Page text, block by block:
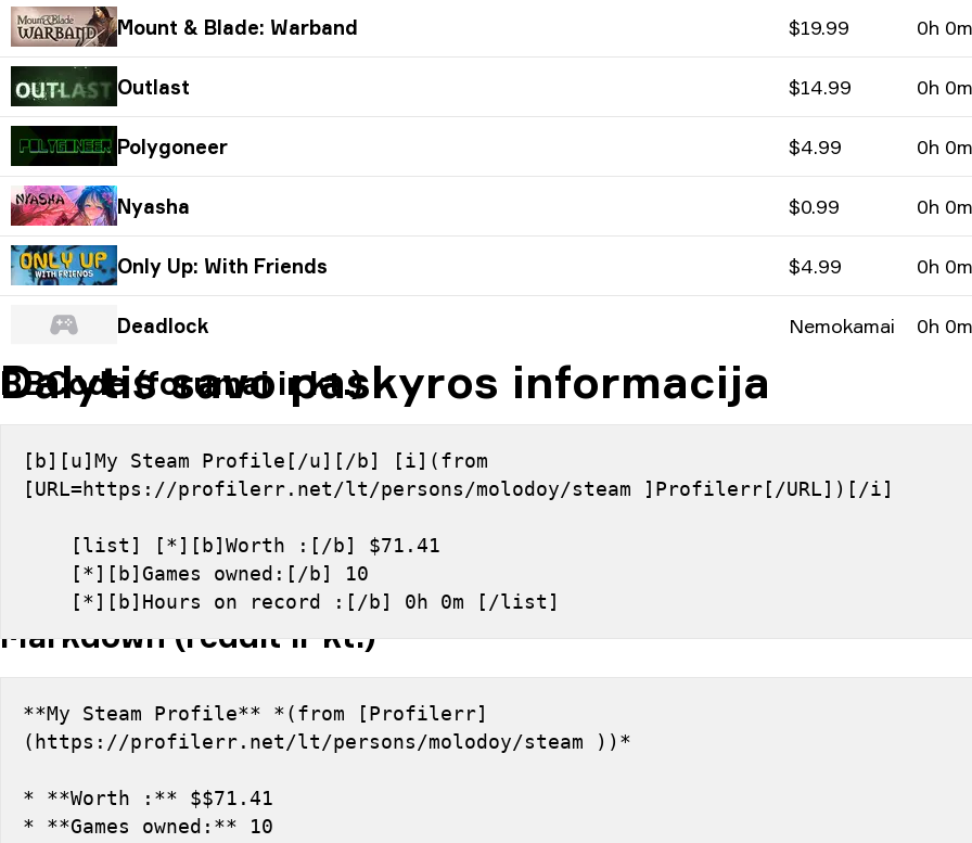
Mount & Blade: Warband $19.99 0h 0m
Outlast $14.99 0h 0m
Polygoneer $4.99 0h 0m
Nyasha $0.99 0h 0m
Only Up: With Friends $4.99 0h 0m
Deadlock Nemokamai 0h 0m
Dalytis savo paskyros informacija
BBCode (forumai ir kt.)
[b][u]My Steam Profile[/u][/b] [i](from
[URL=https://profilerr.net/lt/persons/molodoy/steam ]Profilerr[/URL])[/i]
    [list] [*][b]Worth :[/b] $71.41
    [*][b]Games owned:[/b] 10
    [*][b]Hours on record :[/b] 0h 0m [/list]
Markdown (reddit ir kt.)
**My Steam Profile** *(from [Profilerr]
(https://profilerr.net/lt/persons/molodoy/steam ))*
* **Worth :** $$71.41
* **Games owned:** 10